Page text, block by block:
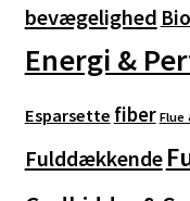
bevægelighed
Energi &
Esparsette fiber Flue
Fulddækkende